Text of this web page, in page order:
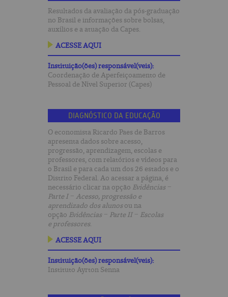
Resultados da avaliação da pós-graduação
no Brasil e informações sobre bolsas,
auxílios e a atuação da Capes.
ACESSE AQUI
Instituição(ões) responsável(veis):
Coordenação de Aperfeiçoamento de
Pessoal de Nível Superior (Capes)
DIAGNÓSTICO DA EDUCAÇÃO
O economista Ricardo Paes de Barros
apresenta dados sobre acesso,
progressão, aprendizagem, escolas e
professores, com relatórios e vídeos para
o Brasil e para cada um dos 26 estados e o
Distrito Federal. Ao acessar a página, é
necessário clicar na opção Evidências −
Parte I − Acesso, progressão e
aprendizado dos alunosou na
opção Evidências − Parte II − Escolas
e professores.
ACESSE AQUI
Instituição(ões) responsável(veis):
Instituto Ayrton Senna